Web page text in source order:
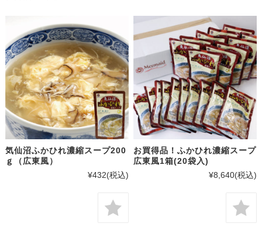
気仙沼ふかひれ濃縮スープ200
ｇ（広東風）
¥432(税込)
お買得品！ふかひれ濃縮スープ
広東風1箱(20袋入)
¥8,640(税込)